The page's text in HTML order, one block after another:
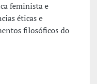
feminista e
éticas e
filosóficos do